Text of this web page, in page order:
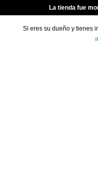
La tienda fue
Si eres su dueño y tienes